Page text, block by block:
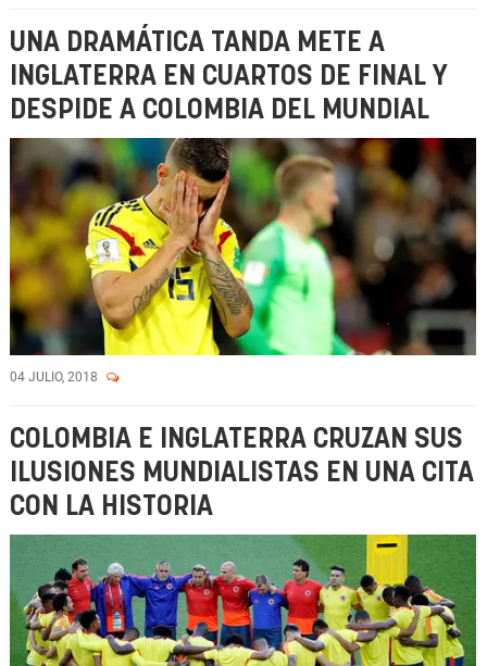
UNA DRAMÁTICA TANDA METE A
INGLATERRA EN CUARTOS DE FINAL Y
DESPIDE A COLOMBIA DEL MUNDIAL
04 JULIO, 2018
COLOMBIA E INGLATERRA CRUZAN SUS
ILUSIONES MUNDIALISTAS EN UNA CITA
CON LA HISTORIA